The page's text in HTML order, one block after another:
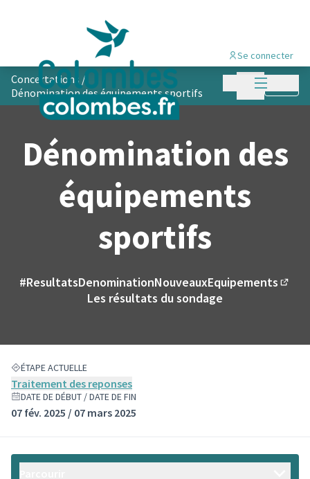
Menu
Se connecter
Concertations /
Dénomination des équipements sportifs
Menu Suivre
Dénomination des
équipements
sportifs
#ResultatsDenominationNouveauxEquipements
Les résultats du sondage
ÉTAPE ACTUELLE
Traitement des reponses
DATE DE DÉBUT / DATE DE FIN
07 fév. 2025 / 07 mars 2025